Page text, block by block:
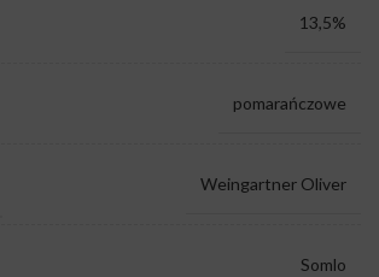
13,5%
pomarańczowe
Weingartner Oliver
Somlo